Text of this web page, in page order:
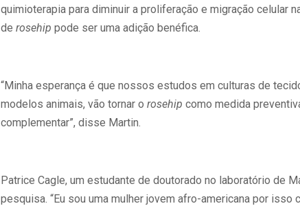
quimioterapia para diminuir a proliferação e migração celular
de rosehip pode ser uma adição benéfica.
“Minha esperança é que nossos estudos em culturas de
modelos animais, vão tornar o rosehip como medida
complementar”, disse Martin.
Patrice Cagle, um estudante de doutorado no laboratório de
pesquisa. “Eu sou uma mulher jovem afro-americana por